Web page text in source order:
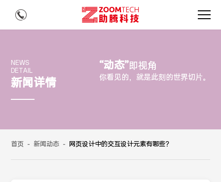
NEWS
DETAIL
新闻详情
“动态”即视角
你看见的，就是此刻的世界切片。
首页 - 新闻动态 - 网页设计中的交互设计元素有哪些？